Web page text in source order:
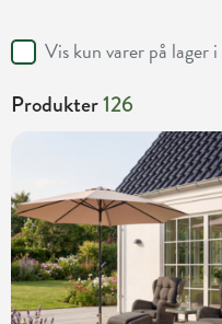
Vis kun varer på lager i
Produkter126